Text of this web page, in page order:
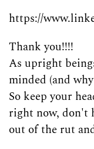
https://
Thank you!!!!
As upright
minded (and
So keep your
right now, don't
out of the rut